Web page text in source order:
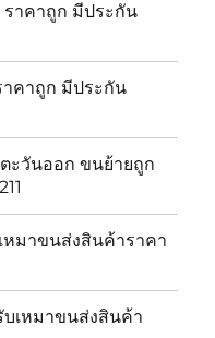
าคาถูก มีประกัน
คาถูก มีประกัน
ะวันออก ขนย้ายถูก
หมาขนส่งสินค้าราคา
เหมาขนส่งสินค้า